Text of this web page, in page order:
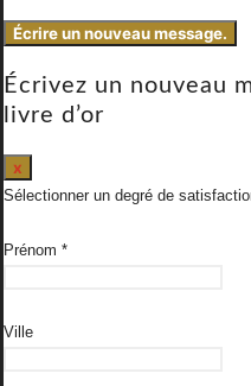
Écrivez un nouveau
livre d’or
x
ce
formulaire.
Sélectionner un degré de
Prénom *
Ville